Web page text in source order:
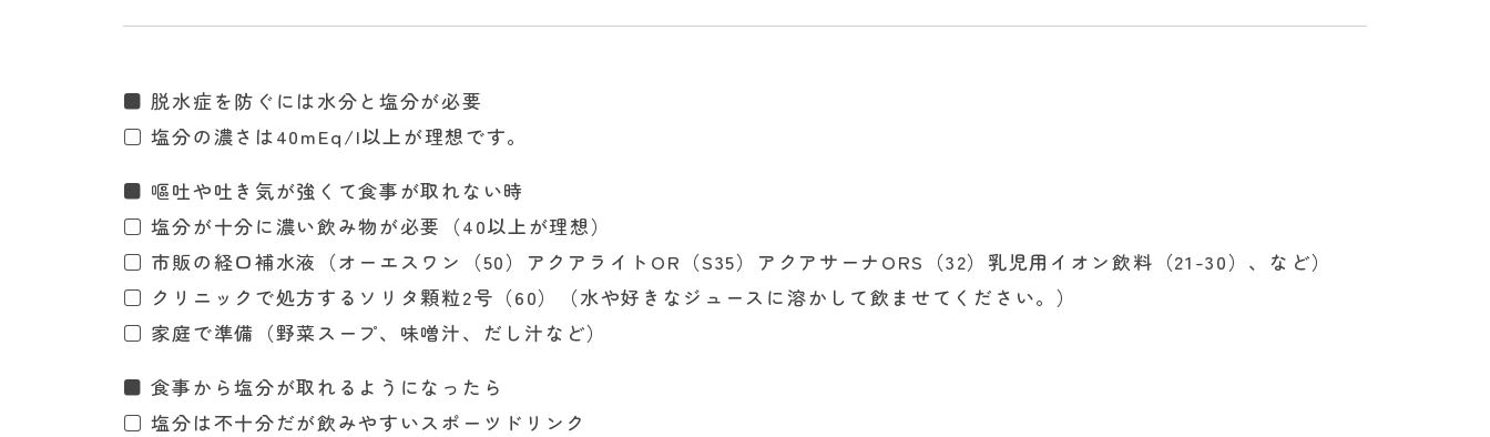
■ 脱水症を防ぐには水分と塩分が必要
□ 塩分の濃さは40mEq/l以上が理想です。
■ 嘔吐や吐き気が強くて食事が取れない時
□ 塩分が十分に濃い飲み物が必要（40以上が理想）
□ 市販の経口補水液（オーエスワン（50）アクアライトOR（S35）アクアサーナORS（32）乳児用イオン飲料（21-30）、など）
□ クリニックで処方するソリタ顆粒2号（60）（水や好きなジュースに溶かして飲ませてください。）
□ 家庭で準備（野菜スープ、味噌汁、だし汁など）
■ 食事から塩分が取れるようになったら
□ 塩分は不十分だが飲みやすいスポーツドリンク